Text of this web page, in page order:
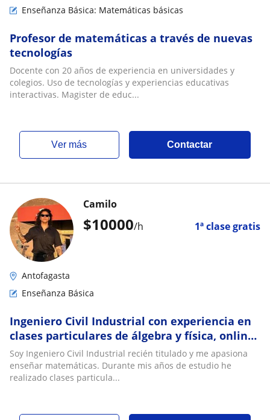
Enseñanza Básica: Matemáticas básicas
Profesor de matemáticas a través de nuevas
tecnologías
Docente con 20 años de experiencia en universidades y
colegios. Uso de tecnologías y experiencias educativas
interactivas. Magister de educ...
ver más Contactar
$10000/h 1ª clase gratis
Camilo
Antofagasta
Enseñanza Básica
Ingeniero Civil Industrial con experiencia en
clases particulares de álgebra y física, online
o presencial
Soy Ingeniero Civil Industrial recién titulado y me apasiona
enseñar matemáticas. Durante mis años de estudio he
realizado clases particula...